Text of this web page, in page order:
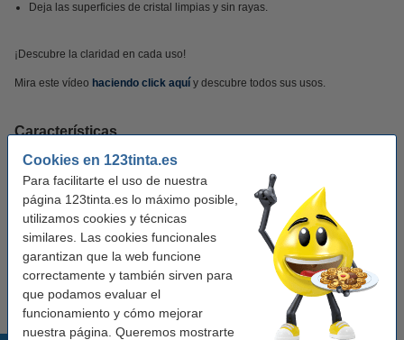
Cookies en 123tinta.es
Para facilitarte el uso de nuestra
página 123tinta.es lo máximo posible,
utilizamos cookies y técnicas
similares. Las cookies funcionales
garantizan que la web funcione
correctamente y también sirven para
que podamos evaluar el
funcionamiento y cómo mejorar
nuestra página. Queremos mostrarte
Deja las superficies de cristal limpias y sin rayas.
¡Descubre la claridad en cada uso!
Mira este vídeo haciendo click aquí y descubre todos sus usos.
Características
Marca: The Pink Stuff
Tipo: limpiador de vidrio
Volumen: 750 ml
Información: Información de seguridad